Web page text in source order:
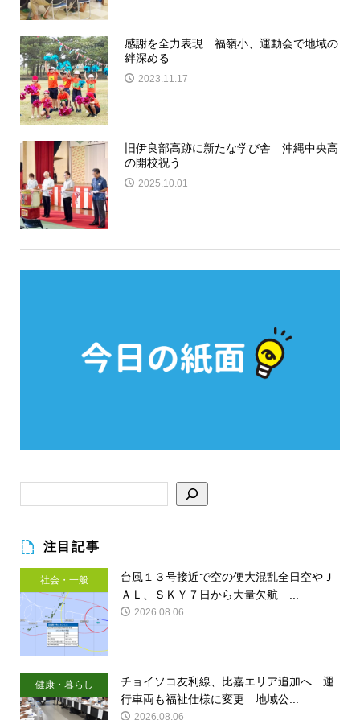
感謝を全力表現 福嶺小、運動会で地域の
絆深める
2023.11.17
旧伊良部高跡に新たな学び舎 沖縄中央高
の開校祝う
2025.10.01
注目記事
社会・一般
台風１３号接近で空の便大混乱全日空やＪ
ＡＬ、ＳＫＹ７日から大量欠航 ...
2026.08.06
健康・暮らし
チョイソコ友利線、比嘉エリア追加へ 運
行車両も福祉仕様に変更 地域公...
2026.08.06